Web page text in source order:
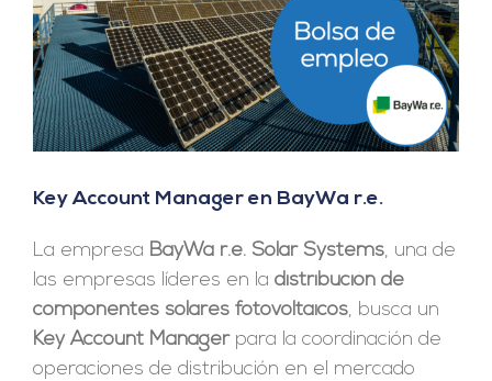
Key Account Manager en BayWa r.e.
La empresa BayWa r.e. Solar Systems, una de
las empresas líderes en la distribución de
componentes solares fotovoltaicos, busca un
Key Account Managerpara la coordinación de
operaciones de distribución en el mercado